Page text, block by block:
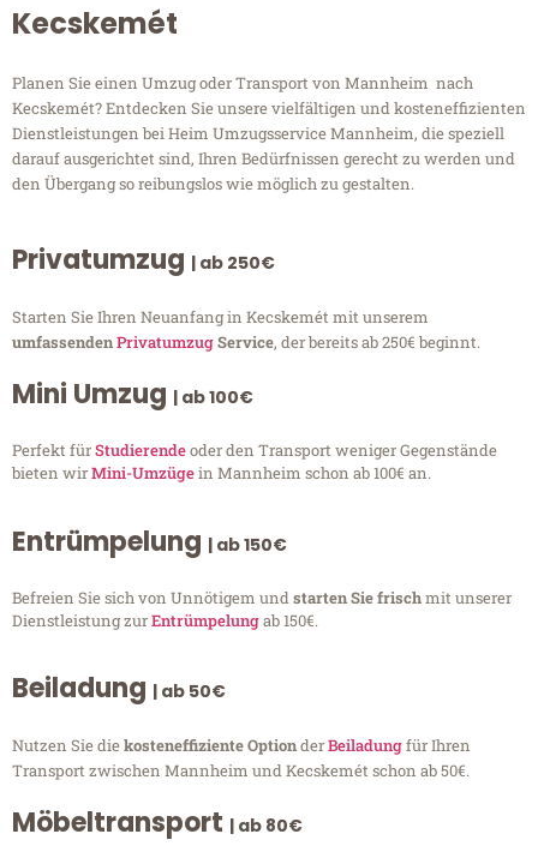
Kecskemét
Planen Sie einen Umzug oder Transport von Mannheim nach
Kecskemét? Entdecken Sie unsere vielfältigen und kosteneffizienten
Dienstleistungen bei Heim Umzugsservice Mannheim, die speziell
darauf ausgerichtet sind, Ihren Bedürfnissen gerecht zu werden und
den Übergang so reibungslos wie möglich zu gestalten.
Privatumzug | ab 250€
Starten Sie Ihren Neuanfang in Kecskemét mit unserem
umfassendenPrivatumzugService, der bereits ab 250€ beginnt.
Mini Umzug | ab 100€
Perfekt fürStudierendeoder den Transport weniger Gegenstände
bieten wirMini-Umzügein Mannheim schon ab 100€ an.
Entrümpelung | ab 150€
Befreien Sie sich von Unnötigem undstarten Sie frischmit unserer
Dienstleistung zurEntrümpelungab 150€.
Beiladung | ab 50€
Nutzen Sie diekosteneffiziente OptionderBeiladungfür Ihren
Transport zwischen Mannheim und Kecskemét schon ab 50€.
Möbeltransport | ab 80€